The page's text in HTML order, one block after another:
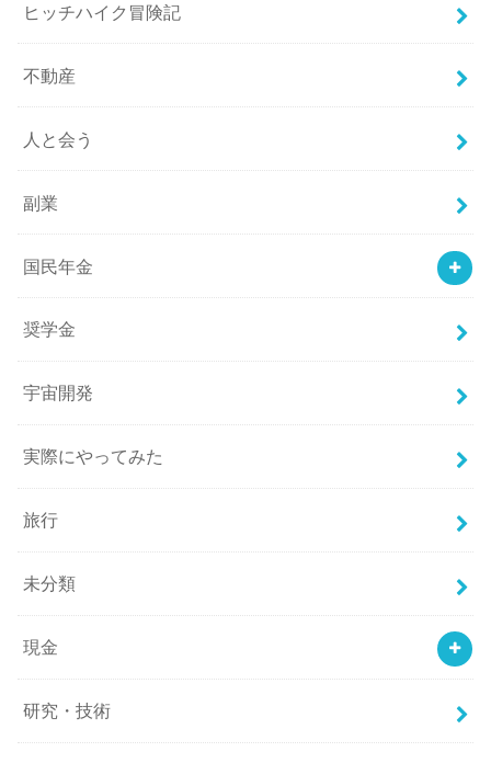
ヒッチハイク冒険記
不動産
人と会う
副業
国民年金
奨学金
宇宙開発
実際にやってみた
旅行
未分類
現金
研究・技術